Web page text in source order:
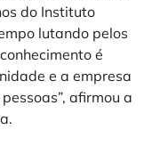
do Instituto
lutando pelos
é
e a empresa
afirmou a